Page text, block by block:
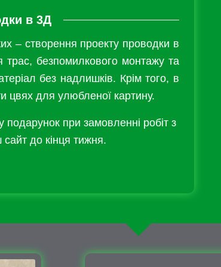
в 3Д
– створення проекту проводки в
трас, безпомилкового монтажу та
без надлишків. Крім того, в
цвях для улюбленої картину.
при замовленні робіт з
до кінця тижня.